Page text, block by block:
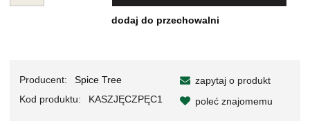
dodaj do przechowalni
Producent:
Spice Tree
Kod produktu:
KASZJĘCZPĘC1
zapytaj o produkt
poleć znajomemu